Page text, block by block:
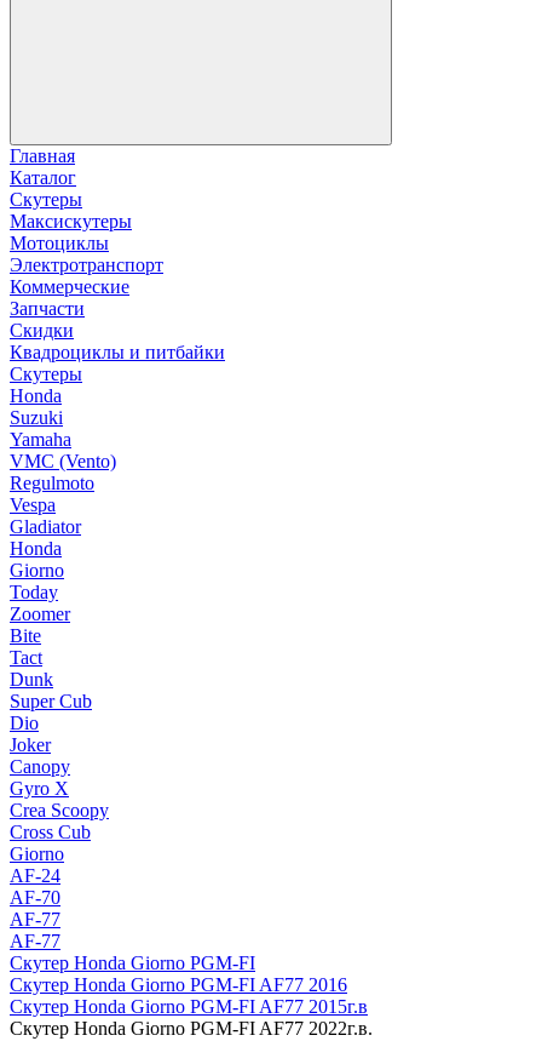
Главная
Каталог
Скутеры
Максискутеры
Мотоциклы
Электротранспорт
Коммерческие
Запчасти
Скидки
Квадроциклы и питбайки
Скутеры
Honda
Suzuki
Yamaha
VMC (Vento)
Regulmoto
Vespa
Gladiator
Honda
Giorno
Today
Zoomer
Bite
Tact
Dunk
Super Cub
Dio
Joker
Canopy
Gyro X
Crea Scoopy
Cross Cub
Giorno
AF-24
AF-70
AF-77
AF-77
Скутер Honda Giorno PGM-FI
Скутер Honda Giorno PGM-FI AF77 2016
Скутер Honda Giorno PGM-FI AF77 2015г.в
Скутер Honda Giorno PGM-FI AF77 2022г.в.